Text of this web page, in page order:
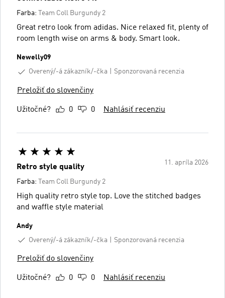
Farba: Team Coll Burgundy 2
Great retro look from adidas. Nice relaxed fit, plenty of
room length wise on arms & body. Smart look.
Newelly09
Overený/-á zákazník/-čka
Sponzorovaná recenzia
Preložiť do slovenčiny
Užitočné? 0 0 Nahlásiť recenziu
11. apríla 2026
Retro style quality
Farba: Team Coll Burgundy 2
High quality retro style top. Love the stitched badges
and waffle style material
Andy
Overený/-á zákazník/-čka
Sponzorovaná recenzia
Preložiť do slovenčiny
Užitočné? 0 0 Nahlásiť recenziu